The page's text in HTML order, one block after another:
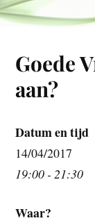
Goede
aan?
Datum en tijd
14/04/2017
19:00 - 21:30
Waar?